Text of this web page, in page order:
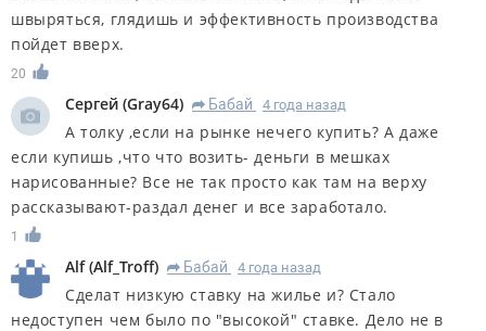
швыряться, глядишь и эффективность производства
пойдет вверх.
20
Сергей (Gray64) R Бабай 4 года назад
А толку ,если на рынке нечего купить? А даже
если купишь ,что что возить- деньги в мешках
нарисованные? Все не так просто как там на верху
рассказывают-раздал денег и все заработало.
1
Alf(Alf_Troff) R Бабай 4 года назад
Сделат низкую ставку на жилье и? Стало
недоступен чем было по "высокой" ставке. Дело не в